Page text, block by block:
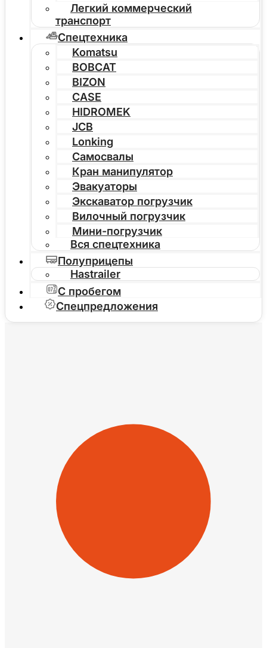
Легкий коммерческий
транспорт
Спецтехника
Komatsu
BOBCAT
BIZON
CASE
HIDROMEK
JCB
Lonking
Самосвалы
Кран манипулятор
Эвакуаторы
Экскаватор погрузчик
Вилочный погрузчик
Мини-погрузчик
Вся спецтехника
Полуприцепы
Hastrailer
С пробегом
Спецпредложения